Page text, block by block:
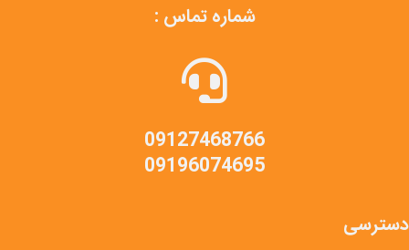
شماره تماس :
09127468766
09196074695
دسترسی